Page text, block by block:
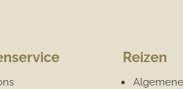
Reizen